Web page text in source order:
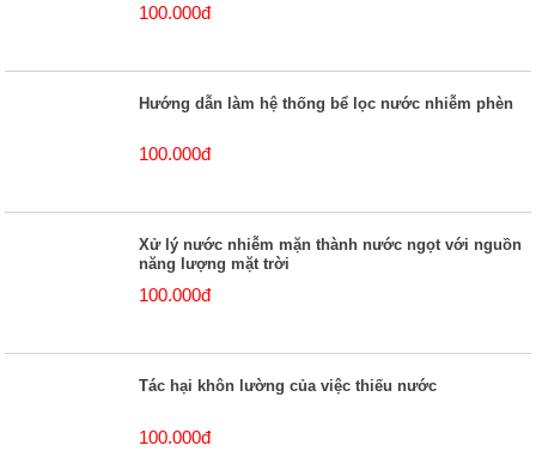
100.000đ
Hướng dẫn làm hệ thống bể lọc nước nhiễm phèn
100.000đ
Xử lý nước nhiễm mặn thành nước ngọt với nguồn
năng lượng mặt trời
100.000đ
Tác hại khôn lường của việc thiếu nước
100.000đ